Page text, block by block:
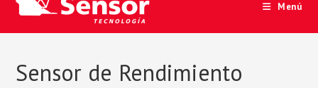
Menú
Sensor de Rendimiento